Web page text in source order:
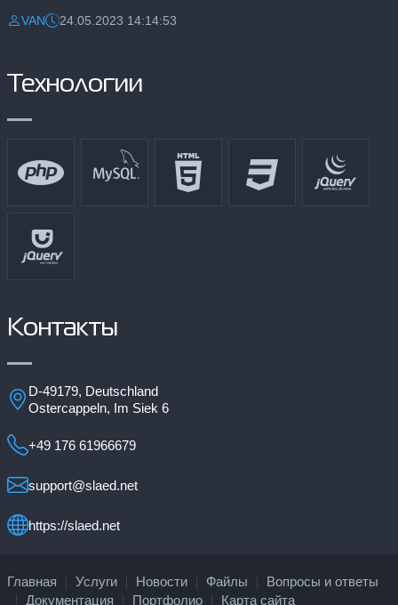
Разместил:
VANДата:24.05.2023 14:14:53
Технологии
Контакты
D-49179, Deutschland
Ostercappeln, Im Siek 6
+49 176 61966679
support@slaed.net
https://slaed.net
Главная Услуги Новости Файлы
Вопросы и ответы
Документация
Портфолио Карта сайта